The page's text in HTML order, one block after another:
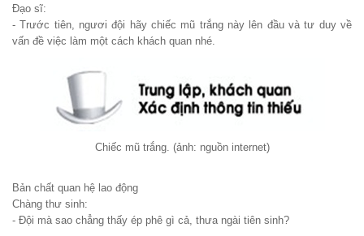
Đạo sĩ:
- Trước tiên, ngươi đội hãy chiếc mũ trắng này lên đầu và tư duy về
vấn đề việc làm một cách khách quan nhé.
Chiếc mũ trắng. (ảnh: nguồn internet)
Bản chất quan hệ lao động
Chàng thư sinh:
- Đội mà sao chẳng thấy ép phê gì cả, thưa ngài tiên sinh?